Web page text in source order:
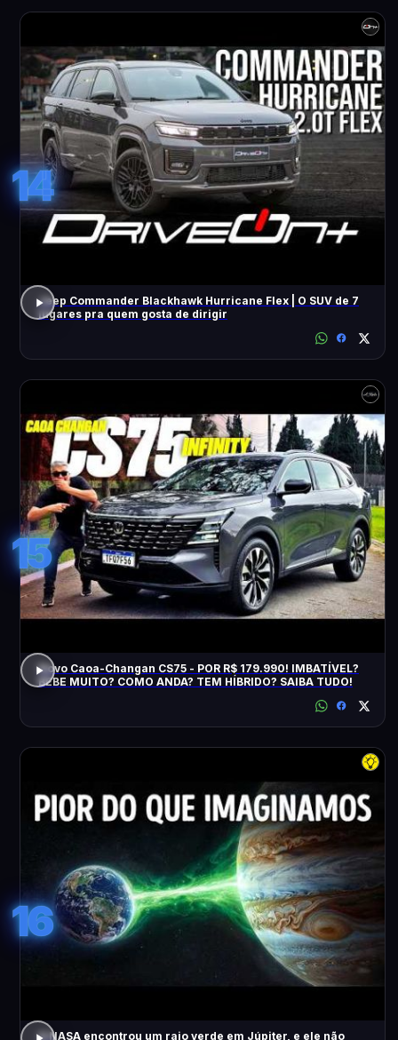
14
Jeep Commander Blackhawk Hurricane Flex | O SUV de 7
lugares pra quem gosta de dirigir
15
Novo Caoa-Changan CS75 - POR R$ 179.990! IMBATÍVEL?
BEBE MUITO? COMO ANDA? TEM HÍBRIDO? SAIBA TUDO!
16
A NASA encontrou um raio verde em Júpiter, e ele não